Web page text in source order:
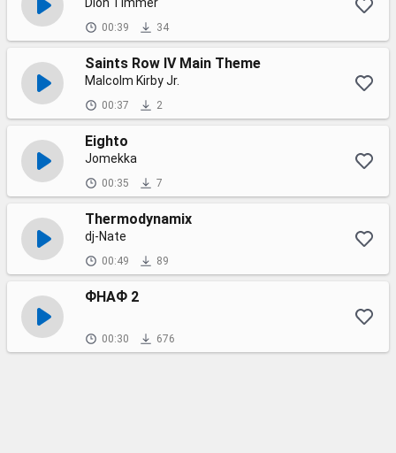
00:39 34
Saints Row IV Main Theme
Malcolm Kirby Jr.
00:37 2
Eighto
Jomekka
00:35 7
Thermodynamix
dj-Nate
00:49 89
ФНАФ 2
00:30 676